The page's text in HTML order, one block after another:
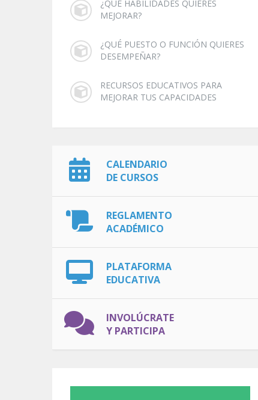
¿QUÉ HABILIDADES QUIERES
MEJORAR?
¿QUÉ PUESTO O FUNCIÓN QUIERES
DESEMPEÑAR?
RECURSOS EDUCATIVOS PARA
MEJORAR TUS CAPACIDADES
CALENDARIO
DE CURSOS
REGLAMENTO
ACADÉMICO
PLATAFORMA
EDUCATIVA
INVOLÚCRATE
Y PARTICIPA